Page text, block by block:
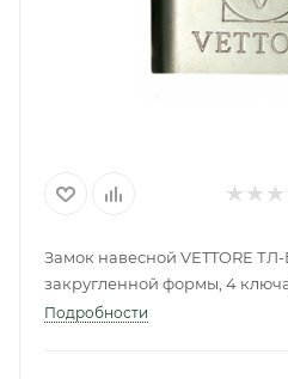
Замок навесной VETTORE ТЛ-
закругленной формы, 4
Подробности